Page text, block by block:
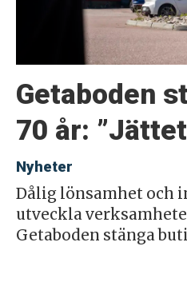
Getaboden
70 år:
Nyheter
Dålig lönsamhet och
utveckla
Getaboden stänga